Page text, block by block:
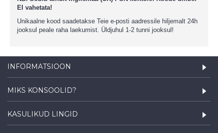
EI vahetata!
Unikaalne kood saadetakse Teie e-posti aadressile hiljemalt 24h
jooksul peale raha laekumist. Üldjuhul 1-2 tunni jooksul!
INFORMATSIOON
MIKS KONSOOLID?
KASULIKUD LINGID